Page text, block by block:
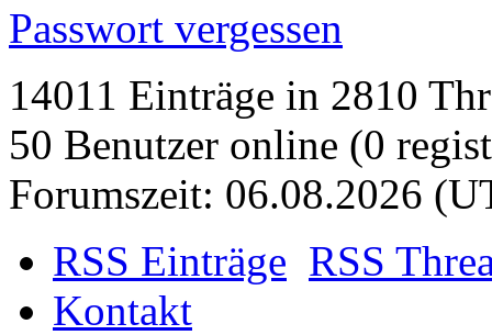
Passwort vergessen
14011 Einträge in 2810
50 Benutzer online (0
Forumszeit: 06.08.2026
RSS Einträge RSS
Kontakt